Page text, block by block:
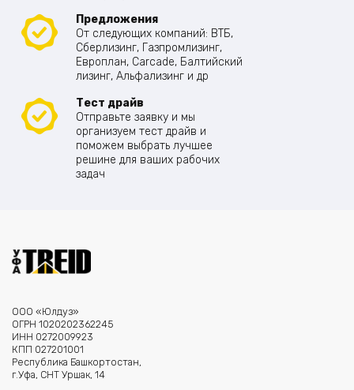
Предложения
От следующих компаний: ВТБ,
Сберлизинг, Газпромлизинг,
Европлан, Carcade, Балтийский
лизинг, Альфализинг и др
Тест драйв
Отправьте заявку и мы
организуем тест драйв и
поможем выбрать лучшее
решине для ваших рабочих
задач
ООО «Юлдуз»
ОГРН 1020202362245
ИНН 0272009923
КПП 027201001
Республика Башкортостан,
г.Уфа, СНТ Уршак, 14